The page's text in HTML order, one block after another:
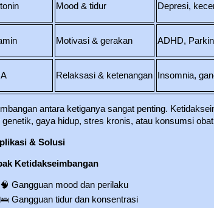
Mood & tidur Depresi,
Motivasi & gerakan ADHD,
Relaksasi & ketenangan Insomnia,
antara ketiganya sangat penting.
genetik, gaya hidup, stres kronis, atau konsumsi
& Solusi
Ketidakseimbangan
🧠 Gangguan mood dan perilaku
🛌 Gangguan tidur dan konsentrasi